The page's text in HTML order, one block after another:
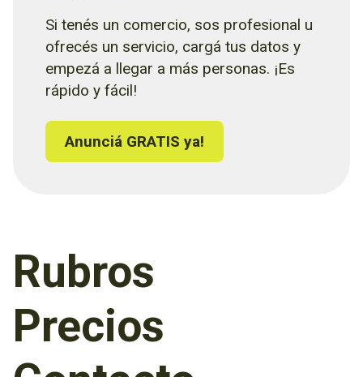
Si tenés un comercio, sos profesional u
ofrecés un servicio, cargá tus datos y
empezá a llegar a más personas. ¡Es
rápido y fácil!
Anunciá GRATIS ya!
Rubros
Precios